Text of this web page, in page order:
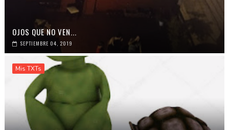
OJOS QUE NO VEN...
SEPTIEMBRE 04, 2019
Mis TXTs